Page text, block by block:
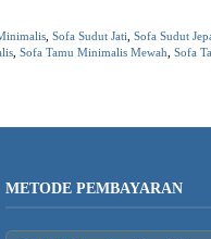
Sofa Sudut Jati Sofa Sudut
Sofa Tamu Minimalis Mewah Sofa
METODE PEMBAYARAN